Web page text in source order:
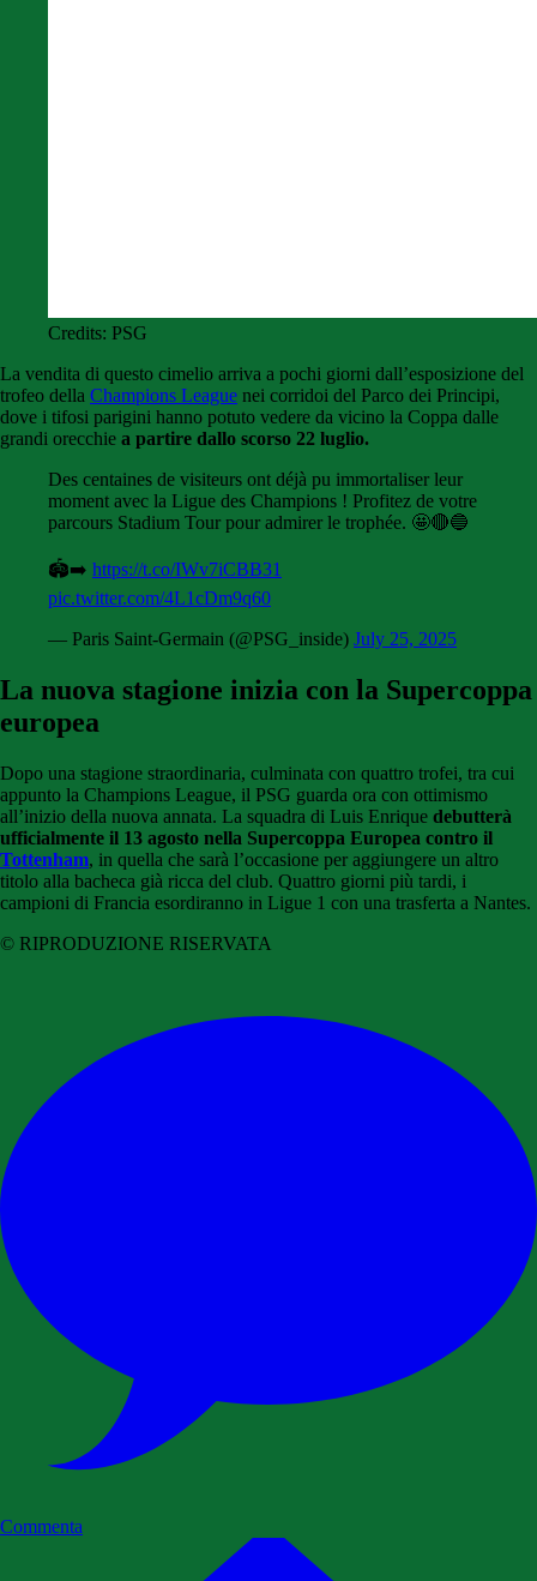
Credits: PSG
La vendita di questo cimelio arriva a pochi giorni dall’esposizione del
trofeo della Champions League nei corridoi del Parco dei Principi,
dove i tifosi parigini hanno potuto vedere da vicino la Coppa dalle
grandi orecchie a partire dallo scorso 22 luglio.
Des centaines de visiteurs ont déjà pu immortaliser leur
moment avec la Ligue des Champions ! Profitez de votre
parcours Stadium Tour pour admirer le trophée. 🤩🔴🔵
🏟️➡️ https://t.co/IWv7iCBB31
pic.twitter.com/4L1cDm9q60
— Paris Saint-Germain (@PSG_inside) July 25, 2025
La nuova stagione inizia con la Supercoppa
europea
Dopo una stagione straordinaria, culminata con quattro trofei, tra cui
appunto la Champions League, il PSG guarda ora con ottimismo
all’inizio della nuova annata. La squadra di Luis Enrique debutterà
ufficialmente il 13 agosto nella Supercoppa Europea contro il
Tottenham, in quella che sarà l’occasione per aggiungere un altro
titolo alla bacheca già ricca del club. Quattro giorni più tardi, i
campioni di Francia esordiranno in Ligue 1 con una trasferta a Nantes.
© RIPRODUZIONE RISERVATA
Commenta